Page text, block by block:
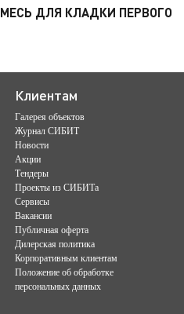
ДЛЯ КЛАДКИ ПЕРВОГО
Клиентам
Галерея объектов
Журнал СИБИТ
Новости
Акции
Тендеры
Проекты из СИБИТа
Сервисы
Вакансии
Публичная оферта
Дилерская политика
Корпоративным клиентам
Положение об обработке
персональных данных